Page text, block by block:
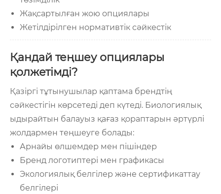
Жақсартылған жою опциялары
Жетілдірілген нормативтік сәйкестік
Қандай теңшеу опциялары
қолжетімді?
Қазіргі тұтынушылар қаптама брендтің
сәйкестігін көрсетеді деп күтеді. Биологиялық
ыдырайтын балауыз қағаз қораптарын әртүрлі
жолдармен теңшеуге болады:
Арнайы өлшемдер мен пішіндер
Бренд логотиптері мен графикасы
Экологиялық белгілер және сертификаттау
белгілері